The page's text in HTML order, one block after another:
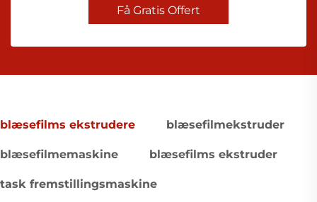
Få Gratis Offert
blæsefilms ekstrudere blæsefilmekstruder
blæsefilmemaskine blæsefilms ekstruder
task fremstillingsmaskine